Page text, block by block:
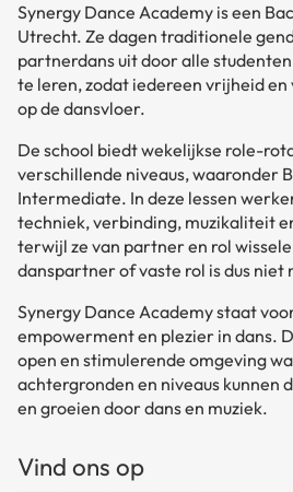
Synergy Dance Academy is een
Utrecht. Ze dagen traditionele
partnerdans uit door alle
te leren, zodat iedereen vrijheid
op de dansvloer.
De school biedt wekelijkse role-
verschillende niveaus, waaronder
Intermediate. In deze lessen
techniek, verbinding, muzikaliteit
terwijl ze van partner en rol
danspartner of vaste rol is dus niet
Synergy Dance Academy staat
empowerment en plezier in dans.
open en stimulerende omgeving
achtergronden en niveaus kunnen
en groeien door dans en muziek.
Vind ons op